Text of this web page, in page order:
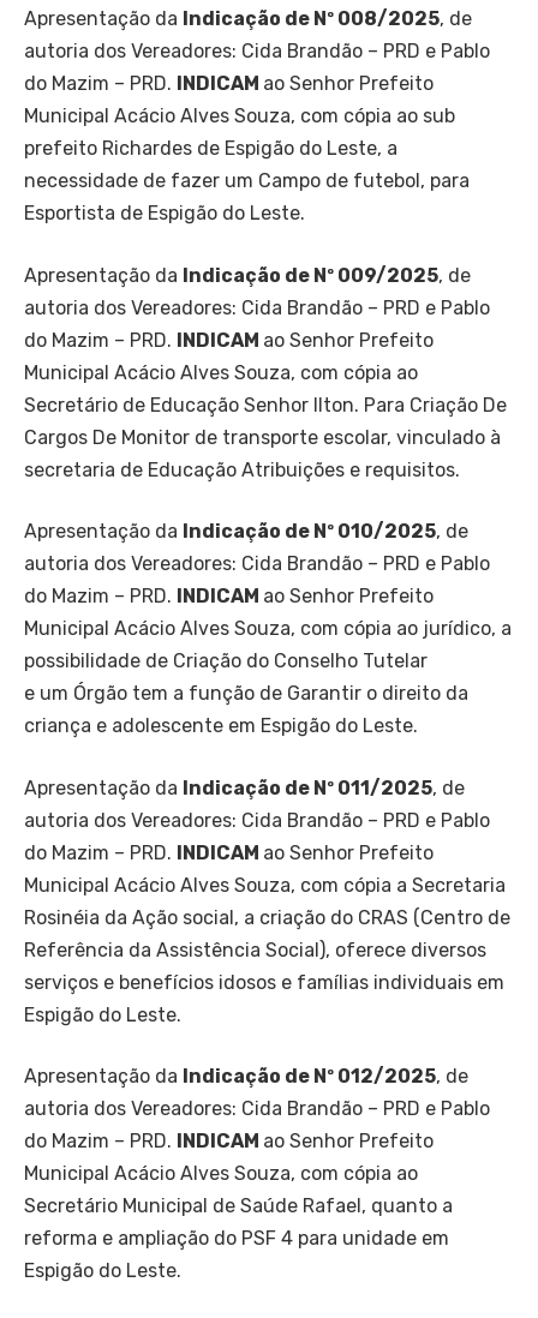
Apresentação da Indicação de Nº 008/2025, de
autoria dos Vereadores: Cida Brandão – PRD e Pablo
do Mazim – PRD.
INDICAM ao Senhor Prefeito
Municipal Acácio Alves Souza, com cópia ao sub
prefeito Richardes de Espigão do Leste, a
necessidade de fazer um Campo de futebol, para
Esportista de Espigão do Leste.
Apresentação da Indicação de Nº 009/2025, de
autoria dos Vereadores: Cida Brandão – PRD e Pablo
do Mazim – PRD. INDICAM ao Senhor Prefeito
Municipal Acácio Alves Souza, com cópia ao
Secretário de Educação Senhor Ilton. Para Criação De
Cargos De Monitor de transporte escolar, vinculado à
secretaria de Educação Atribuições e requisitos.
Apresentação da Indicação de Nº 010/2025, de
autoria dos Vereadores: Cida Brandão – PRD e Pablo
do Mazim – PRD.
INDICAM ao Senhor Prefeito
Municipal Acácio Alves Souza, com cópia ao jurídico, a
possibilidade de Criação do Conselho Tutelar
e um Órgão tem a função de Garantir o direito da
criança e adolescente em Espigão do Leste.
Apresentação da Indicação de Nº 011/2025, de
autoria dos Vereadores: Cida Brandão – PRD e Pablo
do Mazim – PRD. INDICAM ao Senhor Prefeito
Municipal Acácio Alves Souza, com cópia a Secretaria
Rosinéia da Ação social, a criação do CRAS (Centro de
Referência da Assistência Social), oferece diversos
serviços e benefícios idosos e famílias individuais em
Espigão do Leste.
Apresentação da Indicação de Nº 012/2025, de
autoria dos Vereadores: Cida Brandão – PRD e Pablo
do Mazim – PRD.
INDICAM ao Senhor Prefeito
Municipal Acácio Alves Souza, com cópia ao
Secretário Municipal de Saúde Rafael, quanto a
reforma e ampliação do PSF 4 para unidade em
Espigão do Leste.